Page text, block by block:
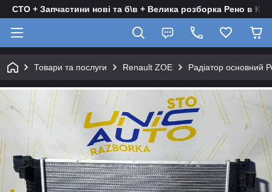
СТО + Запчастини нові та б\в + Велика розборка Рено в
Товари та послуги Renault ZOE Радіатор основний